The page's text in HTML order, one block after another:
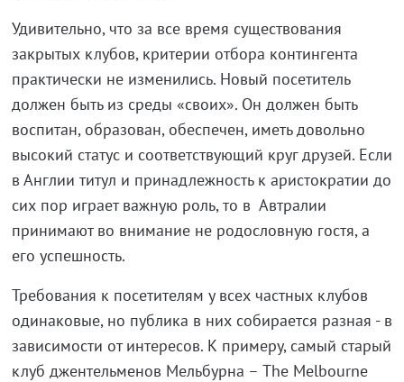
Удивительно, что за все время существования
закрытых клубов, критерии отбора контингента
практически не изменились. Новый посетитель
должен быть из среды «своих». Он должен быть
воспитан, образован, обеспечен, иметь довольно
высокий статус и соответствующий круг друзей. Если
в Англии титул и принадлежность к аристократии до
сих пор играет важную роль, то в Автралии
принимают во внимание не родословную гостя, а
его успешность.
Требования к посетителям у всех частных клубов
одинаковые, но публика в них собирается разная - в
зависимости от интересов. К примеру, самый старый
клуб джентельменов Мельбурна – The Melbourne